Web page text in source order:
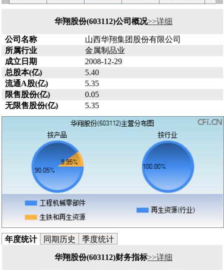
华翔股份(603112)公司概况>>详细
公司名称
山西华翔集团股份有限公司
所属行业
金属制品业
成立日期
2008-12-29
总股本(亿)
5.40
流通A股(亿)
5.35
限售股份(亿)
0.05
无限售股份(亿)
5.35
年度统计 同期历史 季度统计
华翔股份(603112)财务指标>>详细